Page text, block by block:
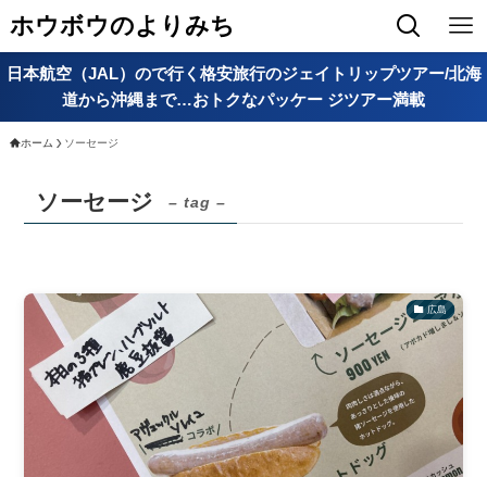
ホウボウのよりみち
日本航空（JAL）ので行く格安旅行のジェイトリップツアー/北海
道から沖縄まで…おトクなパッケー ジツアー満載
ホーム ソーセージ
ソーセージ – tag –
広島